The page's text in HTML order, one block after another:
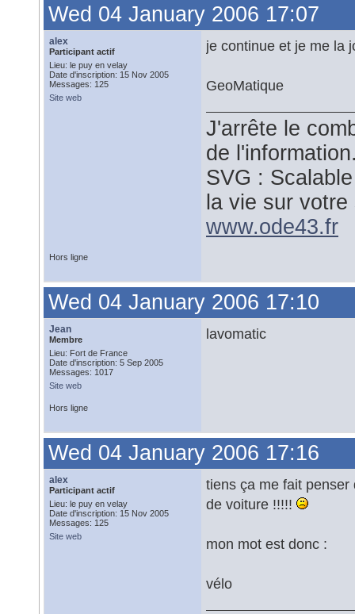
Wed 04 January 2006 17:07
alex
Participant actif
Lieu: le puy en velay
Date d'inscription: 15 Nov 2005
Messages: 125
Site web
je continue et je me la
GeoMatique
J'arrête le
de
SVG :
la vie sur
www.ode43.fr
Hors ligne
Wed 04 January 2006 17:10
Jean
Membre
Lieu: Fort de France
Date d'inscription: 5 Sep 2005
Messages: 1017
Site web
lavomatic
Hors ligne
Wed 04 January 2006 17:16
alex
Participant actif
Lieu: le puy en velay
Date d'inscription: 15 Nov 2005
Messages: 125
Site web
tiens ça me fait
de voiture !!!!!
mon mot est donc :
vélo